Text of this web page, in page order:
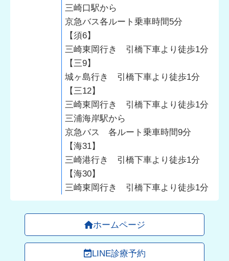
三崎口駅から
京急バス各ルート乗車時間5分
【須6】
三崎東岡行き 引橋下車より徒歩1分
【三9】
城ヶ島行き 引橋下車より徒歩1分
【三12】
三崎東岡行き 引橋下車より徒歩1分
三浦海岸駅から
京急バス 各ルート乗車時間9分
【海31】
三崎港行き 引橋下車より徒歩1分
【海30】
三崎東岡行き 引橋下車より徒歩1分
ホームページ
LINE診療予約